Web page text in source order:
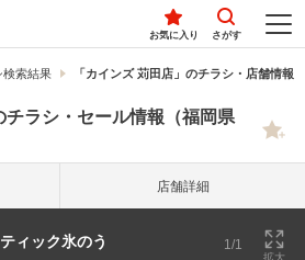
お気に入り さがす
検索結果 「カインズ 苅田店」のチラシ・店舗情報
チラシ・セール情報（福岡県
店舗詳細
ィック氷のう 1/1
拡大